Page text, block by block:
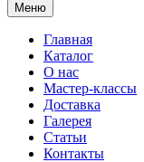
Меню
Главная
Каталог
О нас
Мастер-классы
Доставка
Галерея
Статьи
Контакты